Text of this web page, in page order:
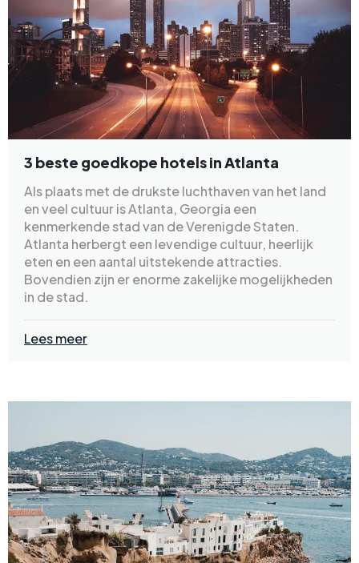
3 beste goedkope hotels in Atlanta
Als plaats met de drukste luchthaven van het land
en veel cultuur is Atlanta, Georgia een
kenmerkende stad van de Verenigde Staten.
Atlanta herbergt een levendige cultuur, heerlijk
eten en een aantal uitstekende attracties.
Bovendien zijn er enorme zakelijke mogelijkheden
in de stad.
Lees meer